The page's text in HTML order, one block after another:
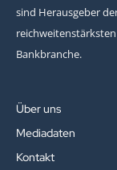
sind Herausgeber
Bankbranche.
Über uns
Mediadaten
Kontakt